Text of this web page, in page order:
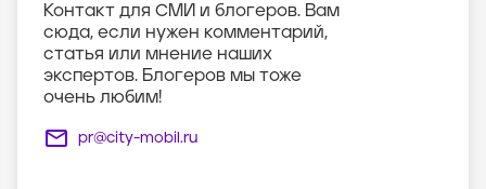
Контакт для СМИ и блогеров. Вам
сюда, если нужен комментарий,
статья или мнение наших
экспертов. Блогеров мы тоже
очень любим!
pr@city-mobil.ru